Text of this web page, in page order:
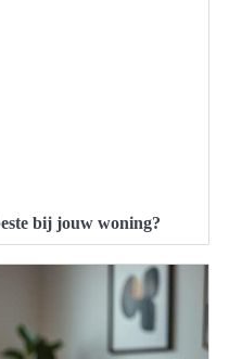
bij jouw woning?